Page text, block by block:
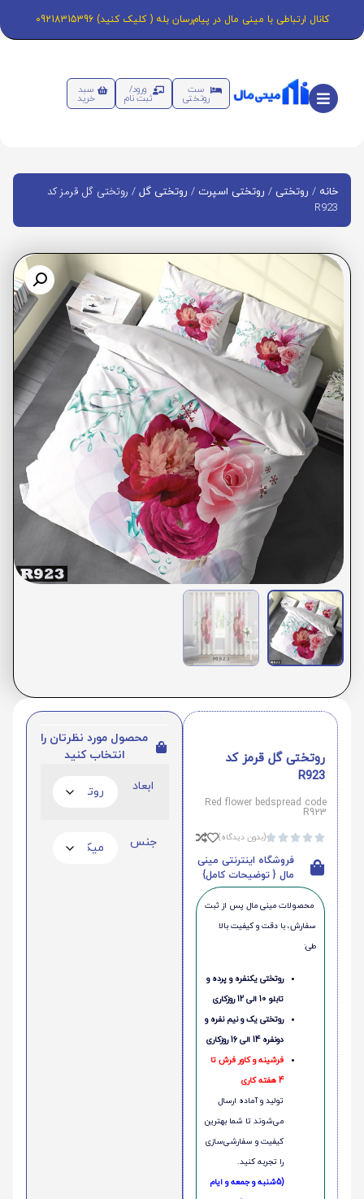
کانال ارتباطی با مینی مال در پیام‌رسان بله ( کلیک کنید) 09218315396
ست
روتختی
ورود/
ثبت نام
سبد
خرید
خانه / روتختی / روتختی اسپرت / روتختی گل / روتختی گل قرمز کد
R923
روتختی گل قرمز کد
R923
Red flower bedspread code
R923




(بدون دیدگاه)
فروشگاه اینترنتی مینی
مال { توضیحات کامل}
محصولات مینی‌ مال پس از ثبت
سفارش، با دقت و کیفیت بالا
طی:
روتختی یکنفره و پرده و
تابلو 10 الی 12 روزکاری
روتختی یک و نیم نفره و
دونفره 14 الی 16 روزکاری
فرشینه و کاور فرش تا
4 هفته کاری
تولید و آماده ارسال
می‌شوند تا شما بهترین
کیفیت و سفارشی‌سازی
را تجربه کنید.
(5شنبه و جمعه و ایام
محصول مورد نظرتان را
انتخاب کنید
ابعاد
جنس